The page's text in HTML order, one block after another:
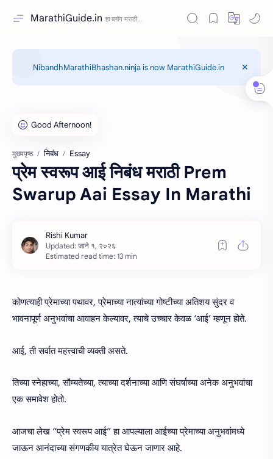
MarathiGuide.in
NibandhMarathiBhashan.ninja is now MarathiGuide.in
मुख्यपृष्ठ निबंध Essay
प्रेम स्वरूप आई निबंध मराठी Prem
Swarup Aai Essay In Marathi
Estimated read time: 13 min
कोणत्याही प्रेमाच्या पथावर, प्रेमाच्या नात्यांच्या गोष्टीच्या अतिशय सुंदर व
भावनापूर्ण अनुभवांचा आवाहन केल्यावर, त्याचे उच्चार केवळ ‘आई’ म्हणून होते.
आई, ती सर्वात महत्त्वाची व्यक्ती असते.
तिच्या स्नेहाच्या, सौम्यतेच्या, त्याच्या दर्शनाच्या आणि संघर्षाच्या अनेक अनुभवांचा
एक समावेश होतो.
आजचा लेख “प्रेम स्वरूप आई” हा आपल्याला आईच्या प्रेमाच्या अनुभवांमध्ये
जाऊन आनंदाच्या संगणकीय यात्रेत घेऊन जाणार आहे.